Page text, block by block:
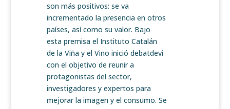
son más positivos: se va
incrementado la presencia en otros
países, así como su valor. Bajo
esta premisa el Instituto Catalán
de la Viña y el Vino inició debatdevi
con el objetivo de reunir a
protagonistas del sector,
investigadores y expertos para
mejorar la imagen y el consumo. Se